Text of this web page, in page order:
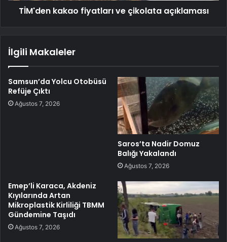
TİM'den kakao fiyatları ve çikolata açıklaması
İlgili Makaleler
Samsun’da Yolcu Otobüsü
Refüje Çıktı
Ağustos 7, 2026
Saros’ta Nadir Domuz
Balığı Yakalandı
Ağustos 7, 2026
Emep’li Karaca, Akdeniz
Kıyılarında Artan
Mikroplastik Kirliliği TBMM
Gündemine Taşıdı
Ağustos 7, 2026